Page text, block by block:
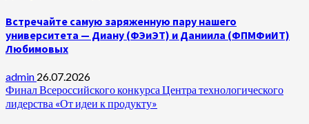
Встречайте самую заряженную пару нашего
университета — Диану (ФЭиЭТ) и Даниила (ФПМФиИТ)
Любимовых
admin 26.07.2026
Финал Всероссийского конкурса Центра технологического
лидерства «От идеи к продукту»